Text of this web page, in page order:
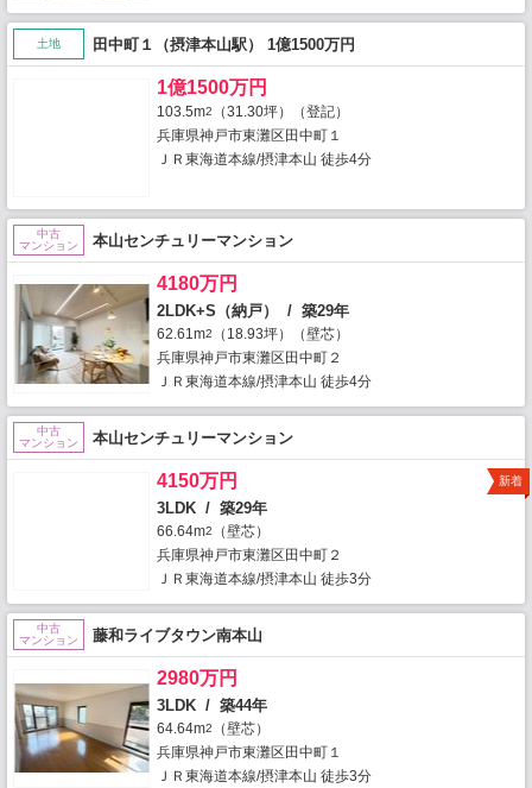
土地 田中町１（摂津本山駅） 1億1500万円
1億1500万円
103.5m2
（31.30坪）（登記）
兵庫県神戸市東灘区田中町１
ＪＲ東海道本線/摂津本山 徒歩4分
中古
マンション
本山センチュリーマンション
4180万円
2LDK+S（納戸） / 築29年
62.61m2
（18.93坪）（壁芯）
兵庫県神戸市東灘区田中町２
ＪＲ東海道本線/摂津本山 徒歩4分
中古
マンション
本山センチュリーマンション
4150万円
3LDK / 築29年
66.64m2
（壁芯）
兵庫県神戸市東灘区田中町２
ＪＲ東海道本線/摂津本山 徒歩3分
新着
中古
マンション
藤和ライブタウン南本山
2980万円
3LDK / 築44年
64.64m2
（壁芯）
兵庫県神戸市東灘区田中町１
ＪＲ東海道本線/摂津本山 徒歩3分